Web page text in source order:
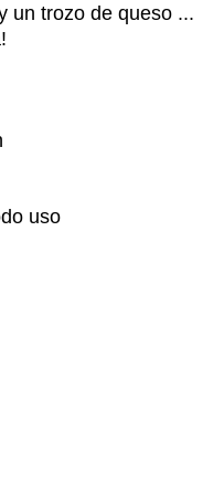
un trozo de queso ...
uso